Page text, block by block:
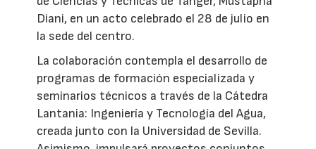
Diani, en un acto celebrado el 28 de julio en
la sede del centro.
La colaboración contempla el desarrollo de
programas de formación especializada y
seminarios técnicos a través de la Cátedra
Lantania: Ingeniería y Tecnología del Agua,
creada junto con la Universidad de Sevilla.